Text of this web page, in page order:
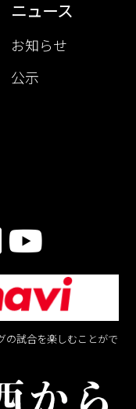
ニュース
お知らせ
公示
の試合を楽しむことがで